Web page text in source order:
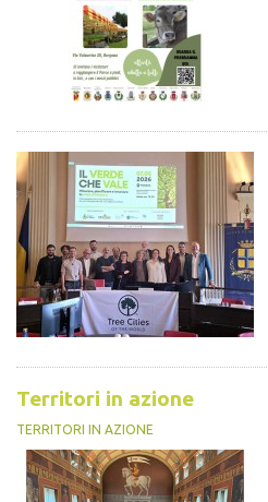
Territori in azione
TERRITORI IN AZIONE